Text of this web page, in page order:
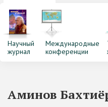
Научный
журнал
Международные
конференции
Аминов